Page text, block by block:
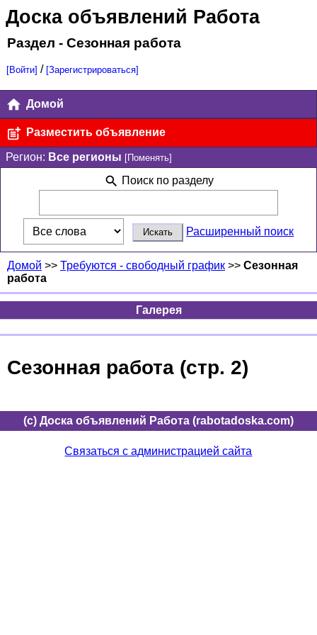
Доска объявлений Работа
Раздел - Сезонная работа
[Войти] / [Зарегистрироваться]
Домой
Разместить объявление
Регион: Все регионы [Поменять]
Поиск по разделу
Расширенный поиск
Домой >> Требуются - свободный график >> Сезонная
работа
Галерея
Сезонная работа (стр. 2)
(c) Доска объявлений Работа (rabotadoska.com)
Связаться с администрацией сайта